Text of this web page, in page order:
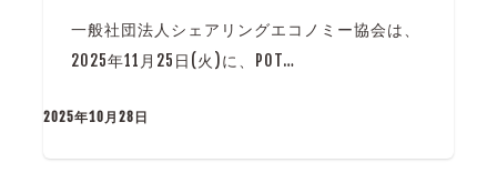
一般社団法人シェアリングエコノミー協会は、
2025年11月25日(火)に、POT…
2025年10月28日